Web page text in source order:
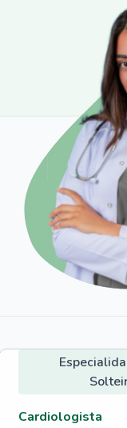
Cardiologista